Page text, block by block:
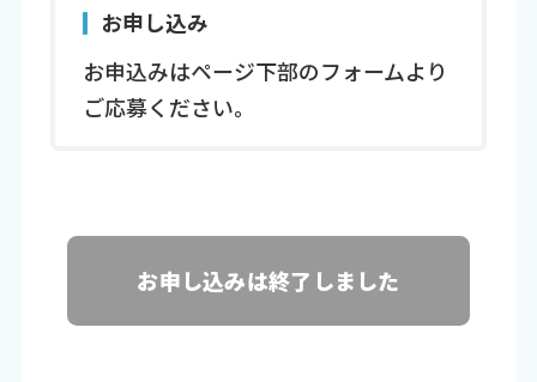
お申し込み
お申込みはページ下部のフォームより
ご応募ください。
お申し込みは終了しました